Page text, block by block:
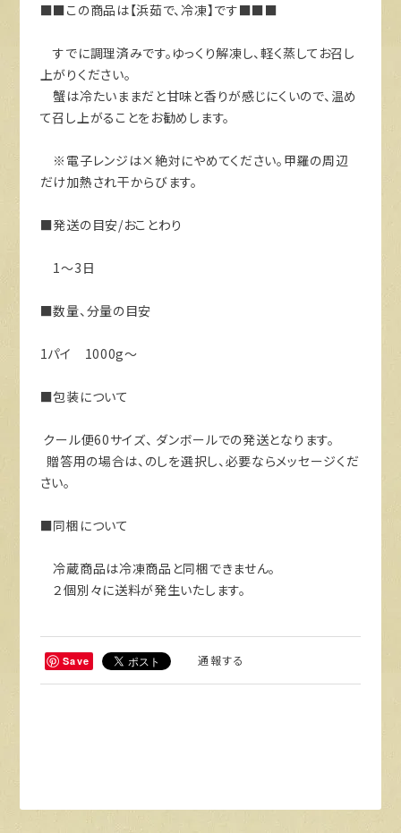
■■この商品は【浜茹で、冷凍】です■■■
すでに調理済みです。ゆっくり解凍し、軽く蒸してお召し
上がりください。
蟹は冷たいままだと甘味と香りが感じにくいので、温め
て召し上がることをお勧めします。
※電子レンジは×絶対にやめてください。甲羅の周辺
だけ加熱され干からびます。
■発送の目安/おことわり
1～3日
■数量、分量の目安
1パイ 1000g～
■包装について
クール便60サイズ、 ダンボールでの発送となります。
贈答用の場合は、のしを選択し、必要ならメッセージくだ
さい。
■同梱について
冷蔵商品は冷凍商品と同梱できません。
２個別々に送料が発生いたします。
Save 通報する